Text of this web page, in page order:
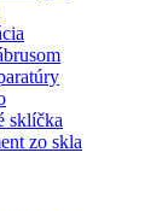
sklíčka
zo skla